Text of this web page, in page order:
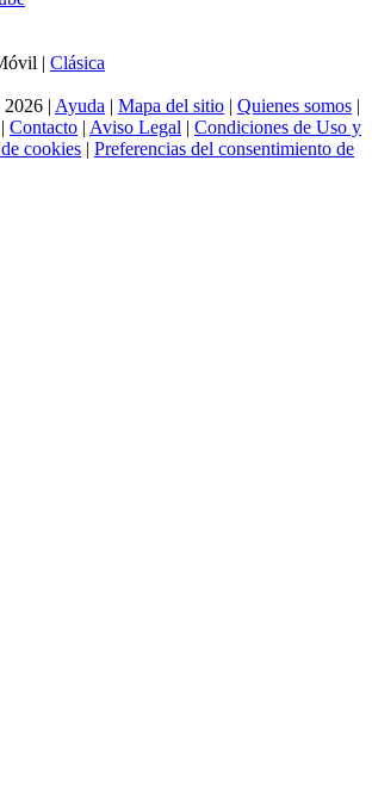
| Clásica
2026 | Ayuda | Mapa del sitio | Quienes somos |
| Contacto | Aviso Legal | Condiciones de Uso y
cookies | Preferencias del consentimiento de